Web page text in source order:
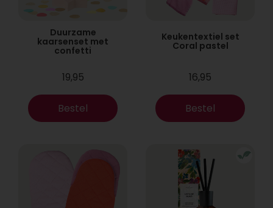
Duurzame
kaarsenset met
confetti
19,95
Bestel
Keukentextiel set
Coral pastel
16,95
Bestel